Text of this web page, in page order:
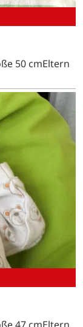
50 cmEltern